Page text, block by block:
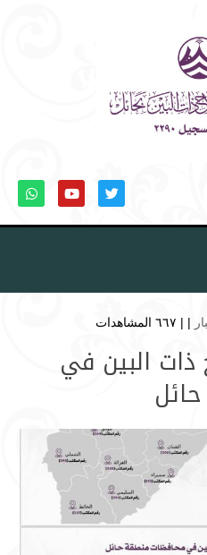
| | ٦٦٧ المشاهدات
ذات البين في